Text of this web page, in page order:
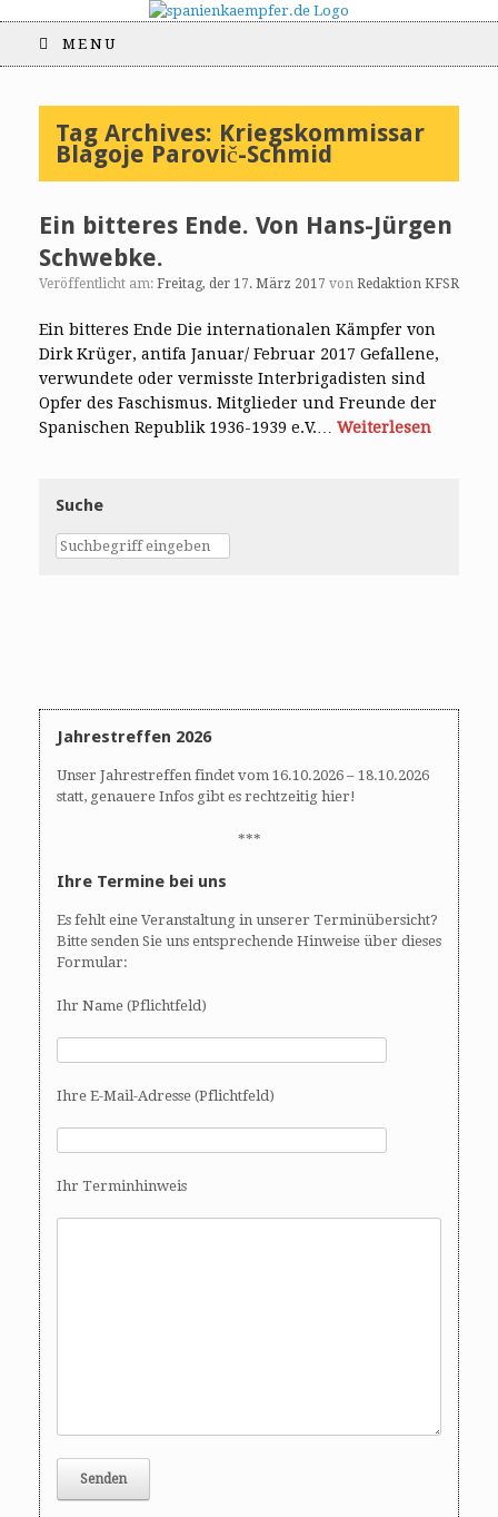
MENU
Tag Archives: Kriegskommissar
Blagoje Parovič-Schmid
Ein bitteres Ende. Von Hans-Jürgen
Schwebke.
Veröffentlicht am: Freitag, der 17. März 2017 von Redaktion KFSR
Ein bitteres Ende Die internationalen Kämpfer von
Dirk Krüger, antifa Januar/ Februar 2017 Gefallene,
verwundete oder vermisste Interbrigadisten sind
Opfer des Faschismus. Mitglieder und Freunde der
Spanischen Republik 1936-1939 e.V.… Weiterlesen
Suche
Jahrestreffen 2026
Unser Jahrestreffen findet vom 16.10.2026 – 18.10.2026
statt, genauere Infos gibt es rechtzeitig hier!
***
Ihre Termine bei uns
Es fehlt eine Veranstaltung in unserer Terminübersicht?
Bitte senden Sie uns entsprechende Hinweise über dieses
Formular:
Ihr Name (Pflichtfeld)
Ihre E-Mail-Adresse (Pflichtfeld)
Ihr Terminhinweis